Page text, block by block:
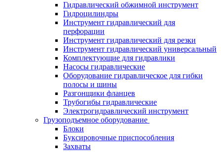
Гидравлический обжимной инструмент
Гидроцилиндры
Инструмент гидравлический для
перфорации
Инструмент гидравлический для резки
Инструмент гидравлический универсальный
Комплектующие для гидравлики
Насосы гидравлические
Оборудование гидравлическое для гибки
полосы и шины
Разгонщики фланцев
Трубогибы гидравлические
Электрогидравлический инструмент
Грузоподъемное оборудование
Блоки
Буксировочные приспособления
Захваты